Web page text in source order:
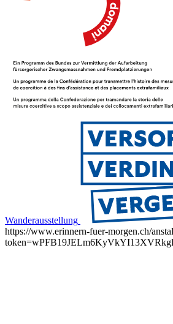
Wanderausstellung
https://www.erinnern-fuer-morgen.ch/